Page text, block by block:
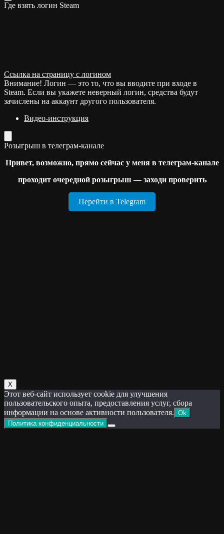
Где взять логин Steam
Ссылка на страницу с логином
Внимание! Логин — это то, что вы вводите при входе в
Steam. Если вы укажете неверный логин, средства будут
зачислены на аккаунт другого пользователя.
Видео-инструкция
Розыгрыш в телеграм-канале
Привет, возможно, прямо сейчас у меня в телеграм-канале
проходит очередной розыгрыш — заходи проверить
Перейти в Telegram
Х
Этот веб-сайт использует cookie для улучшения
пользовательского опыта, предоставления услуг, сбора
информации на основе активности пользователя. Ok
Политика конфиденциальности